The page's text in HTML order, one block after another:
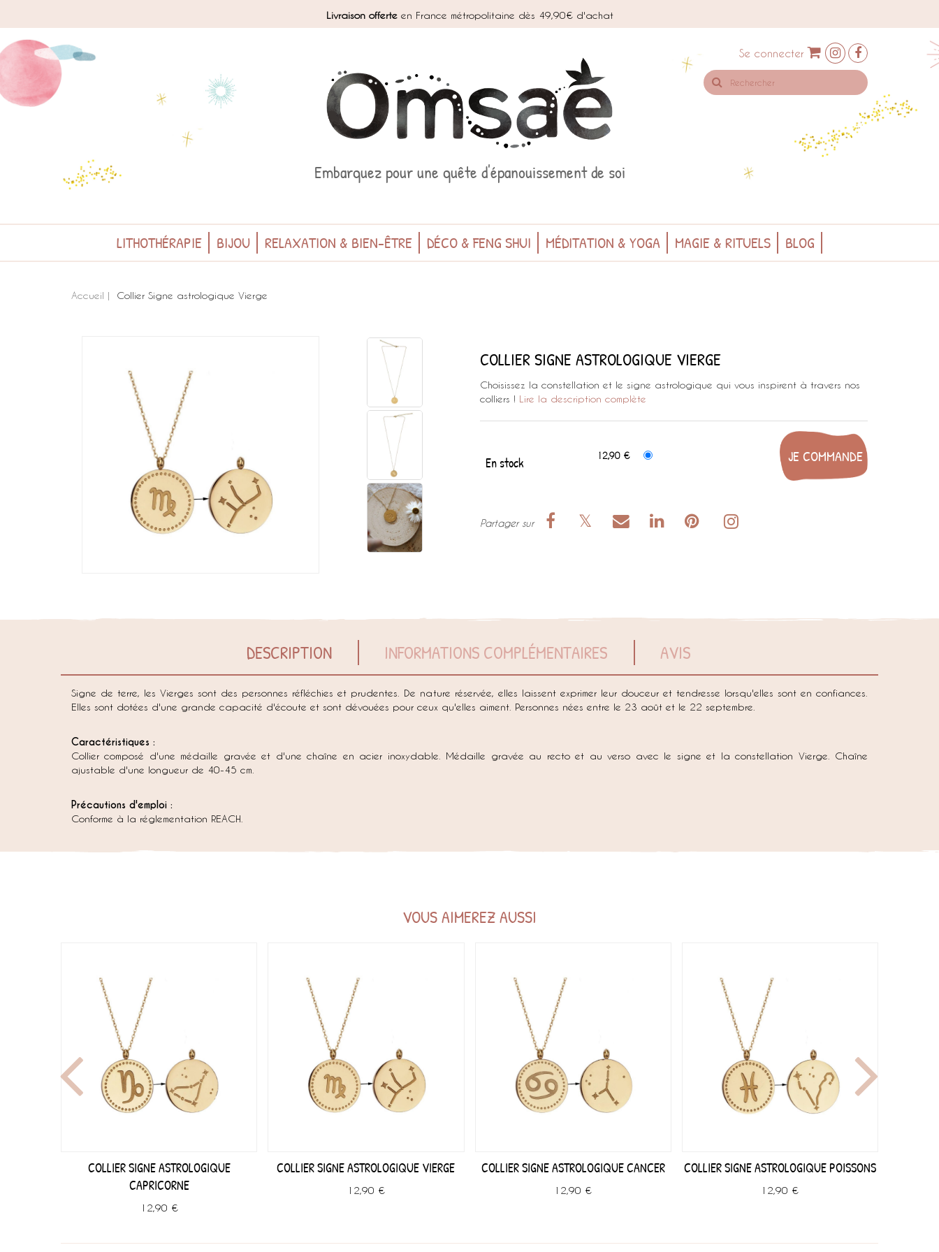
Livraison offerteen France métropolitaine dès 49,90€ d'achat
Embarquez pour une quête d'épanouissement de soi
Se connecter
sur
site
LITHOTHÉRAPIE BIJOU RELAXATION & BIEN-ÊTRE DÉCO & FENG SHUI MÉDITATION & YOGA MAGIE & RITUELS BLOG
Accueil Collier Signe astrologique Vierge
COLLIER SIGNE ASTROLOGIQUE VIERGE
Choisissez la constellation et le signe astrologique qui vous inspirent à travers nos
colliers ! Lire la description complète
En stock 12,90 €
DESCRIPTION INFORMATIONS COMPLÉMENTAIRES AVIS
Signe de terre, les Vierges sont des personnes réfléchies et prudentes. De nature réservée, elles laissent exprimer leur douceur et tendresse lorsqu'elles sont en confiances.
Elles sont dotées d'une grande capacité d'écoute et sont dévouées pour ceux qu'elles aiment. Personnes nées entre le 23 août et le 22 septembre.
Caractéristiques :
Collier composé d'une médaille gravée et d'une chaîne en acier inoxydable. Médaille gravée au recto et au verso avec le signe et la constellation Vierge. Chaîne
ajustable d'une longueur de 40-45 cm.
Précautions d'emploi :
Conforme à la réglementation REACH.
VOUS AIMEREZ AUSSI
COLLIER SIGNE ASTROLOGIQUE
CAPRICORNE
12,90 €
COLLIER SIGNE ASTROLOGIQUE VIERGE
12,90 €
COLLIER SIGNE ASTROLOGIQUE CANCER
12,90 €
COLLIER SIGNE ASTROLOGIQUE POISSONS
12,90 €